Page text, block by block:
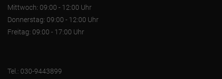
Mittwoch: 09:00 - 12:00 Uhr
Donnerstag: 09:00 - 12:00 Uhr
Freitag: 09:00 - 17:00 Uhr
Tel.: 030-9443899